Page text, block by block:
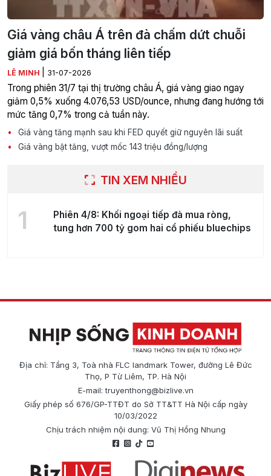
Giá vàng châu Á trên đà chấm dứt chuỗi
giảm giá bốn tháng liên tiếp
LÊ MINH 31-07-2026
Trong phiên 31/7 tại thị trường châu Á, giá vàng giao ngay
giảm 0,5% xuống 4.076,53 USD/ounce, nhưng đang hướng tới
mức tăng 0,7% trong cả tuần này.
Giá vàng tăng mạnh sau khi FED quyết giữ nguyên lãi suất
Giá vàng bật tăng, vượt mốc 143 triệu đồng/lượng
TIN XEM NHIỀU
1
Phiên 4/8: Khối ngoại tiếp đà mua ròng,
tung hơn 700 tỷ gom hai cổ phiếu bluechips
Địa chỉ: Tầng 3, Toà nhà FLC landmark Tower, đường Lê Đức
Thọ, P Từ Liêm, TP. Hà Nội
E-mail:truyenthong@bizlive.vn
Giấy phép số 676/GP-TTĐT do Sở TT&TT Hà Nội cấp ngày
10/03/2022
Chịu trách nhiệm nội dung: Vũ Thị Hồng Nhung